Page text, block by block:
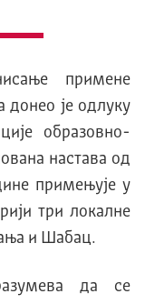
примене
донео је одлуку
образовно-
настава од
примењује у
три локалнe
и Шабац.
да се